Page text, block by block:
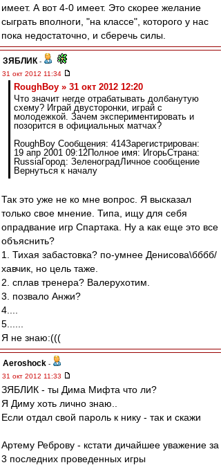
имеет. А вот 4-0 имеет. Это скорее желание
сыграть вполноги, "на классе", которого у нас
пока недостаточно, и сберечь силы.
ЗЯБЛИК -
31 окт 2012 11:34
RoughBoy » 31 окт 2012 12:20
Что значит негде отрабатывать долбанутую
схему? Играй двусторонки, играй с
молодежкой. Зачем экспериментировать и
позорится в официальных матчах?
RoughBoy Сообщения: 414Зарегистрирован:
19 апр 2001 09:12Полное имя: ИгорьСтрана:
RussiaГород: ЗеленоградЛичное сообщение
Вернуться к началу
Так это уже не ко мне вопрос. Я высказал
только свое мнение. Типа, ищу для себя
опрадвание игр Спартака. Ну а как еще это все
объяснить?
1. Тихая забастовка? по-умнее Денисова\бббб/
хавчик, но цель таже.
2. сплав тренера? Валерухотим.
3. позвало Анжи?
4....
5......
Я не знаю:(((
Aeroshock -
31 окт 2012 11:33
ЗЯБЛИК - ты Дима Мифта что ли?
Я Диму хоть лично знаю..
Если отдал свой пароль к нику - так и скажи
Артему Реброву - кстати дичайшее уважение за
3 последних проведенных игры